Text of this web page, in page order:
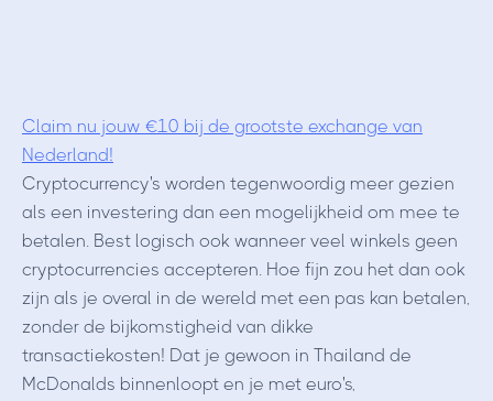
Claim nu jouw €10 bij de grootste exchange van
Nederland!
Cryptocurrency's worden tegenwoordig meer gezien
als een investering dan een mogelijkheid om mee te
betalen. Best logisch ook wanneer veel winkels geen
cryptocurrencies accepteren. Hoe fijn zou het dan ook
zijn als je overal in de wereld met een pas kan betalen,
zonder de bijkomstigheid van dikke
transactiekosten! Dat je gewoon in Thailand de
McDonalds binnenloopt en je met euro's,